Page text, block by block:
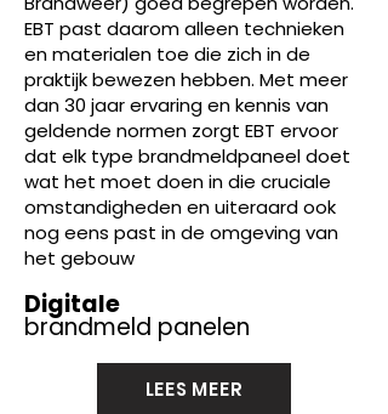
EBT past daarom alleen technieken
en materialen toe die zich in de
praktijk bewezen hebben. Met meer
dan 30 jaar ervaring en kennis van
geldende normen zorgt EBT ervoor
dat elk type brandmeldpaneel doet
wat het moet doen in die cruciale
omstandigheden en uiteraard ook
nog eens past in de omgeving van
het gebouw
Digitale
brandmeld panelen
LEES MEER